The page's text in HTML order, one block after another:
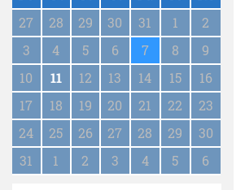
g
a
i
o
n
27
28 29 30 31 1
2
3
4 5 6 7 8
9
10
11 12 13 14 15
16
17
18 19 20 21 22
23
24
25 26 27 28 29
30
31
1 2 3 4 5 6